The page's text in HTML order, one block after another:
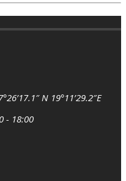
N 19°11’29.2″E
- 18:00